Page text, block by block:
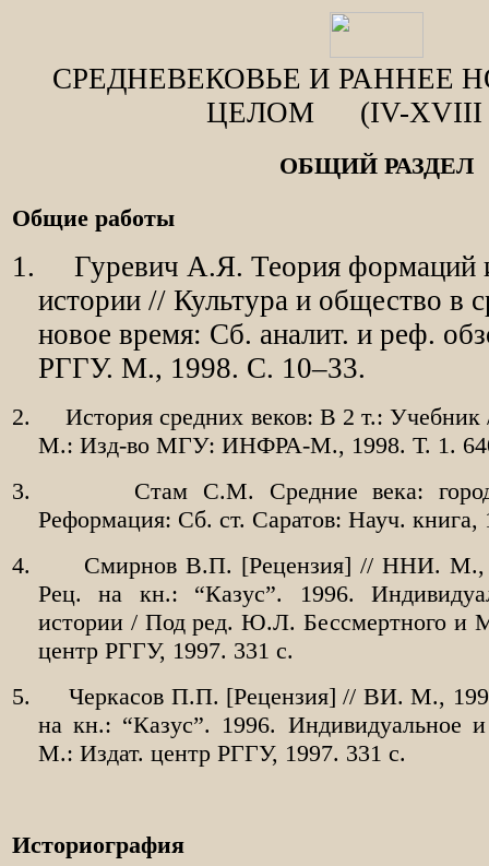
СРЕДНЕВЕКОВЬЕ И РАННЕЕ
ЦЕЛОМ
(IV-
ОБЩИЙ РАЗДЕЛ
Общие работы
1.
Гуревич А.Я. Теория формаций
истории // Культура и общество в
новое время: Сб. аналит. и реф.
РГГУ. М., 1998. С. 10–33.
2.
История средних веков: В 2 т.:
М.: Изд-во МГУ: ИНФРА-М., 1998. Т. 1.
3.
Стам С.М. Средние века:
Реформация: Сб. ст. Саратов: Науч. книга,
4.
Смирнов В.П. [Рецензия] // ННИ.
Рец. на кн.: “Казус”. 1996.
истории / Под ред. Ю.Л. Бессмертного и
центр РГГУ, 1997. 331 с.
5.
Черкасов П.П. [Рецензия] // ВИ. М.,
на кн.: “Казус”. 1996. Индивидуальное
М.: Издат. центр РГГУ, 1997. 331 с.
Историография